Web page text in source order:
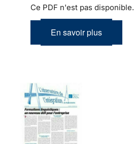
Ce PDF n'est pas disponible.
En savoir plus